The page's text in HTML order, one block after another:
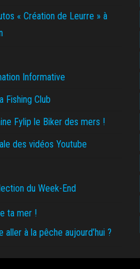
« Création de Leurre » à
Informative
Fishing Club
Fylip le Biker des mers !
des vidéos Youtube
du Week-End
ta mer !
aller à la pêche aujourd’hui ?